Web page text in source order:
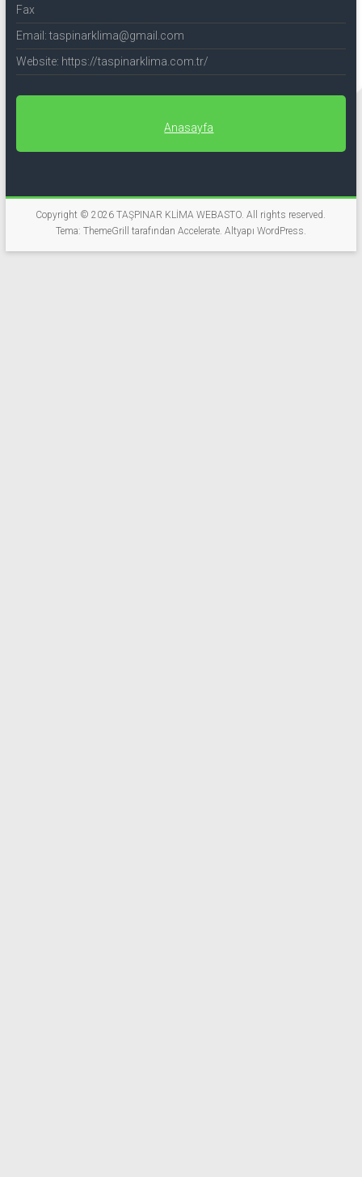
Fax
Email: taspinarklima@gmail.com
Website: https://taspinarklima.com.tr/
Anasayfa
Copyright © 2026TAŞPINAR KLİMA WEBASTO. All rights reserved.
Tema: ThemeGrill tarafından Accelerate. Altyapı WordPress.